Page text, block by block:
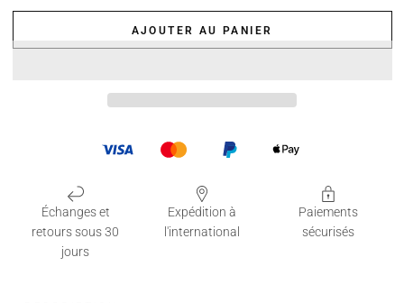
AJOUTER AU PANIER
Échanges et
retours sous 30
jours
Expédition à
l'international
Paiements
sécurisés